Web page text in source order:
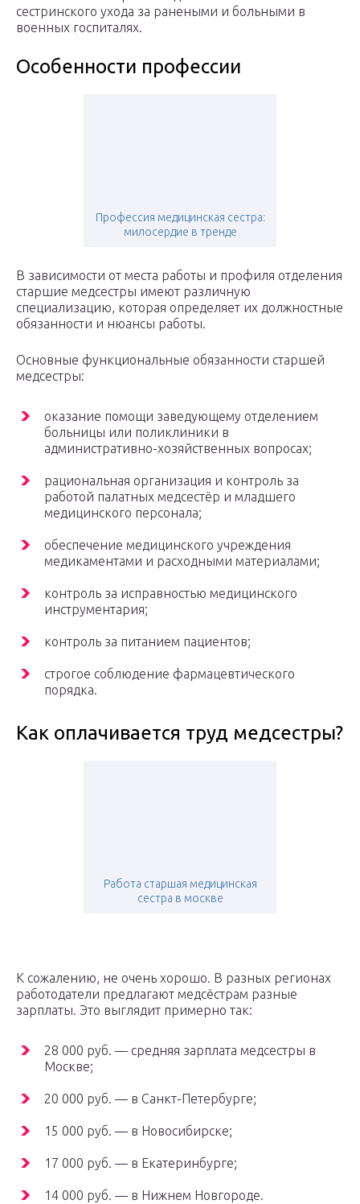
сестринского ухода за ранеными и больными в
военных госпиталях.
Особенности профессии
Профессия медицинская сестра:
милосердие в тренде
В зависимости от места работы и профиля отделения
старшие медсестры имеют различную
специализацию, которая определяет их должностные
обязанности и нюансы работы.
Основные функциональные обязанности старшей
медсестры:
оказание помощи заведующему отделением
больницы или поликлиники в
административно-хозяйственных вопросах;
рациональная организация и контроль за
работой палатных медсестёр и младшего
медицинского персонала;
обеспечение медицинского учреждения
медикаментами и расходными материалами;
контроль за исправностью медицинского
инструментария;
контроль за питанием пациентов;
строгое соблюдение фармацевтического
порядка.
Как оплачивается труд медсестры?
Работа старшая медицинская
сестра в москве
К сожалению, не очень хорошо. В разных регионах
работодатели предлагают медсёстрам разные
зарплаты. Это выглядит примерно так:
28 000 руб. — средняя зарплата медсестры в
Москве;
20 000 руб. — в Санкт-Петербурге;
15 000 руб. — в Новосибирске;
17 000 руб. — в Екатеринбурге;
14 000 руб. — в Нижнем Новгороде.